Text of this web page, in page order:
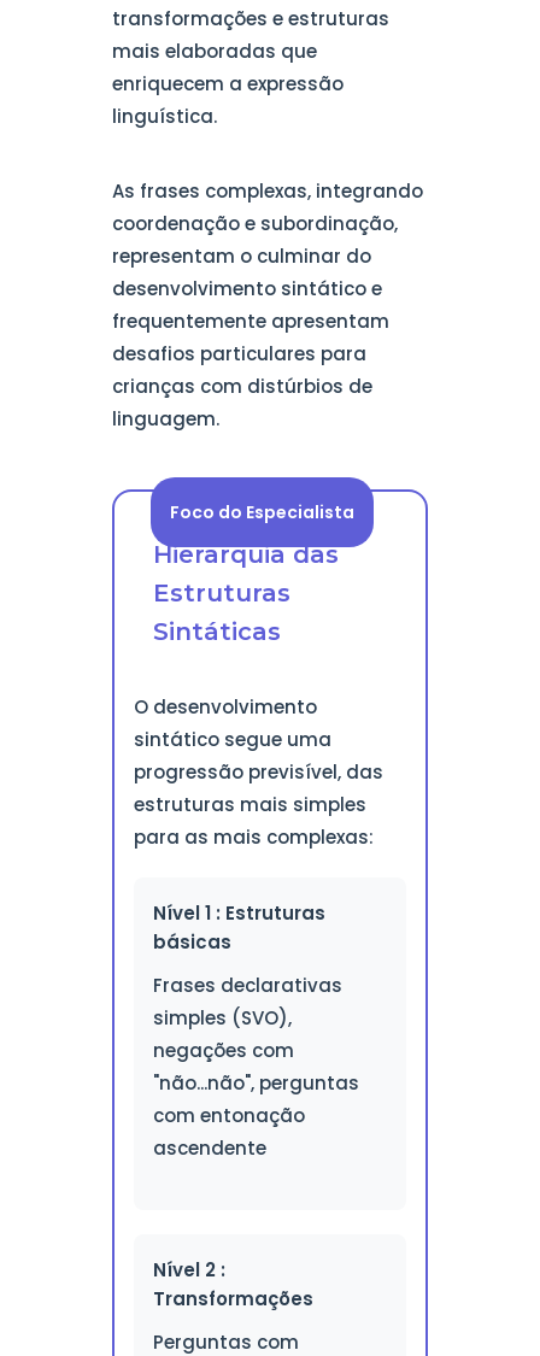
transformações e estruturas
mais elaboradas que
enriquecem a expressão
linguística.
As frases complexas, integrando
coordenação e subordinação,
representam o culminar do
desenvolvimento sintático e
frequentemente apresentam
desafios particulares para
crianças com distúrbios de
linguagem.
Foco do Especialista
Hierarquia das
Estruturas
Sintáticas
O desenvolvimento
sintático segue uma
progressão previsível, das
estruturas mais simples
para as mais complexas:
Nível 1 : Estruturas
básicas
Frases declarativas
simples (SVO),
negações com
"não...não", perguntas
com entonação
ascendente
Nível 2 :
Transformações
Perguntas com